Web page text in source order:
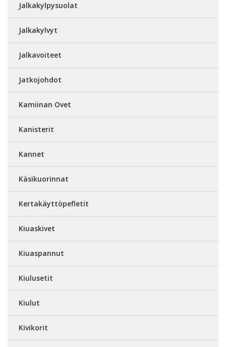
Jalkakylpysuolat
Jalkakylvyt
Jalkavoiteet
Jatkojohdot
Kamiinan Ovet
Kanisterit
Kannet
Käsikuorinnat
Kertakäyttöpefletit
Kiuaskivet
Kiuaspannut
Kiulusetit
Kiulut
Kivikorit